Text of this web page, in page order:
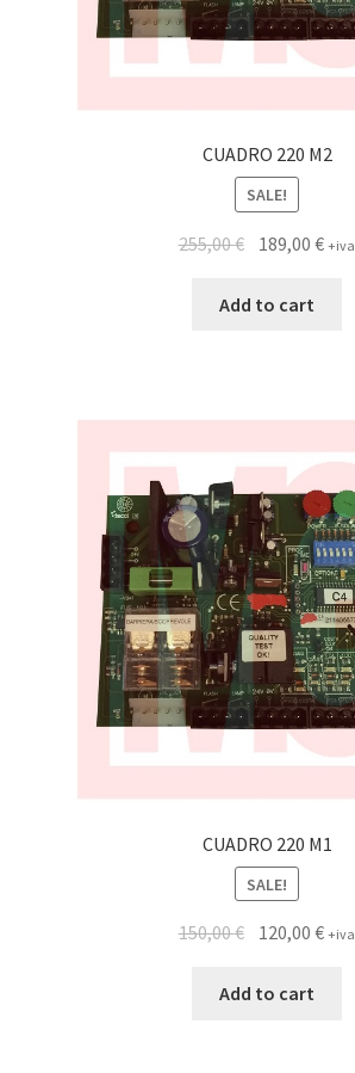
CUADRO 220 M2
SALE!
255,00€ 189,00€ +iva
Add to cart
CUADRO 220 M1
SALE!
150,00€ 120,00€ +iva
Add to cart